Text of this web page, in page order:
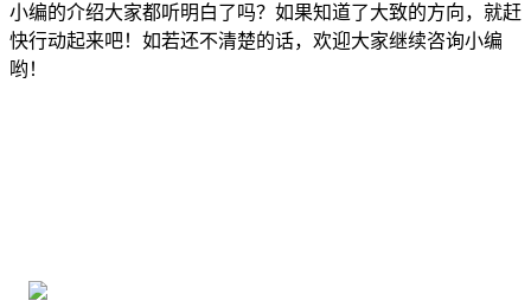
小编的介绍大家都听明白了吗？如果知道了大致的方向，就赶
快行动起来吧！如若还不清楚的话，欢迎大家继续咨询小编
哟！